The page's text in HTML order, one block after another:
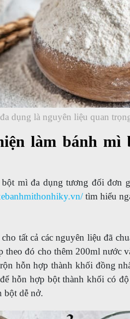
dụng là nguyên liệu quan
làm bánh mì
mì đa dụng tương đối đơn
tìm hiểu
tất cả các nguyên liệu đã
theo đó cho thêm 200ml nước
hỗn hợp thành khối đồng
hỗn hợp bột thành khối có
bột dễ nở.